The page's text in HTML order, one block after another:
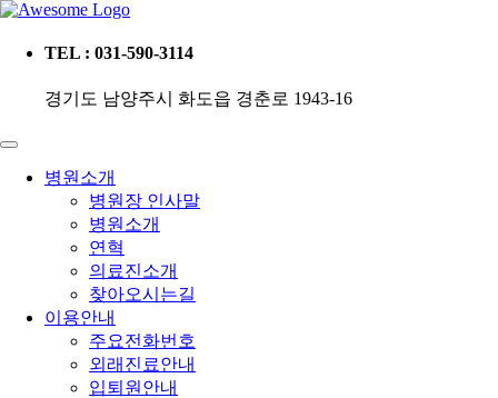
TEL : 031-590-3114
경기도 남양주시 화도읍 경춘로 1943-16
병원소개
병원장 인사말
병원소개
연혁
의료진소개
찾아오시는길
이용안내
주요전화번호
외래진료안내
입퇴원안내